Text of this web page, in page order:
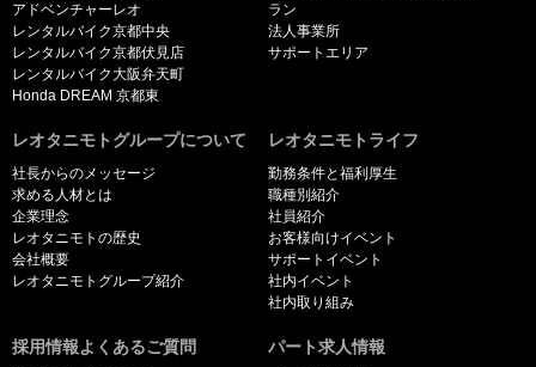
アドベンチャーレオ
レンタルバイク京都中央
レンタルバイク京都伏見店
レンタルバイク大阪弁天町
Honda DREAM 京都東
ラン
法人事業所
サポートエリア
レオタニモトグループについて
社長からのメッセージ
求める人材とは
企業理念
レオタニモトの歴史
会社概要
レオタニモトグループ紹介
レオタニモトライフ
勤務条件と福利厚生
職種別紹介
社員紹介
お客様向けイベント
サポートイベント
社内イベント
社内取り組み
採用情報よくあるご質問 パート求人情報